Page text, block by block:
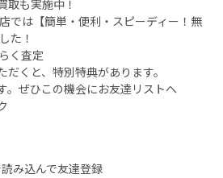
取も実施中！
では【簡単・便利・スピーディー！無
た！
く査定
くと、特別特典があります。
。ぜひこの機会にお友達リストへ
み込んで友達登録